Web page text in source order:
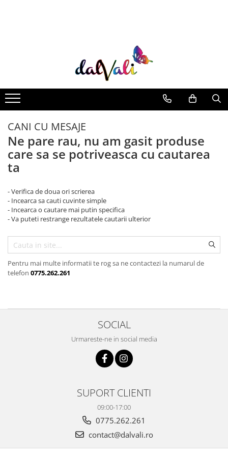
CARIOCI
CANI CU MESAJE
Ne pare rau, nu am gasit produse
care sa se potriveasca cu cautarea
ta
- Verifica de doua ori scrierea
- Incearca sa cauti cuvinte simple
- Incearca o cautare mai putin specifica
- Va puteti restrange rezultatele cautarii ulterior
Pentru mai multe informatii te rog sa ne contactezi la numarul de
telefon 0775.262.261
SOCIAL
Urmareste-ne in social media
SUPORT CLIENTI
09:00-17:00
0775.262.261
contact@dalvali.ro